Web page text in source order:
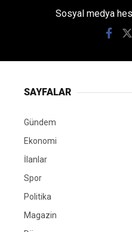
Sosyal medya
SAYFALAR
Gündem
Ekonomi
İlanlar
Spor
Politika
Magazin